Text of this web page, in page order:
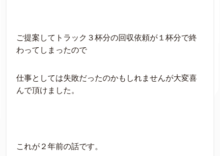
ご提案してトラック３杯分の回収依頼が１杯分で終
わってしまったので
仕事としては失敗だったのかもしれませんが大変喜
んで頂けました。
これが２年前の話です。